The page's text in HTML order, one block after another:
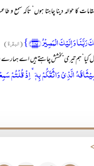
کا حوالہ دینا چاہتا ہوں‘ تاکہ
وَ اِلَیۡکَ الۡمَصِیۡرُ ﴿۲۸۵﴾} (البقرۃ)
کیا‘ ہم تیری بخشش چاہتے ہیں اے
الَّذِیۡ وَاثَقَکُمۡ بِہٖۤ ۙ اِذۡ قُلۡتُمۡ